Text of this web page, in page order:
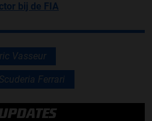
bij de FIA
Vasseur
Scuderia Ferrari